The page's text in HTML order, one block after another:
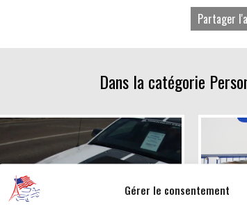
Gérer le consentement
Partager
Dans la catégorie